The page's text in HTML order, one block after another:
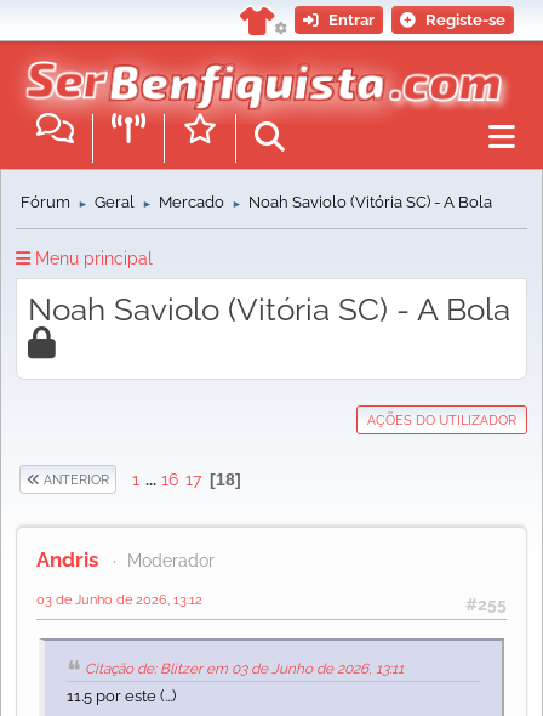
Entrar Registe-se
Fórum ► Geral ► Mercado ► Noah Saviolo (Vitória SC) - A Bola
Menu principal
Noah Saviolo (Vitória SC) - A Bola
AÇÕES DO UTILIZADOR
ANTERIOR 1 ... 16 17 18
Andris Moderador
#255
03 de Junho de 2026, 13:12
Citação de: Blitzer em 03 de Junho de 2026, 13:11
11.5 por este (...)